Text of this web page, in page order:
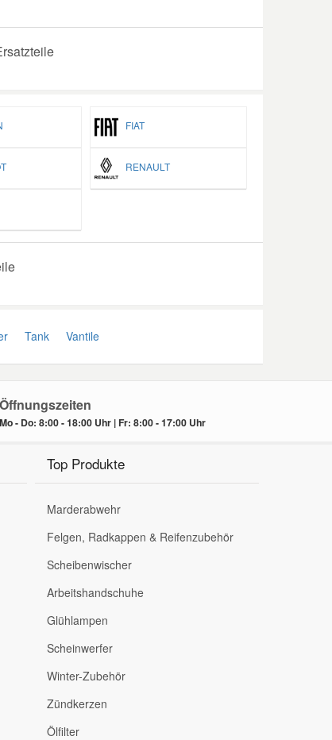
FIAT
RENAULT
Tank Vantile
Öffnungszeiten
Mo - Do: 8:00 - 18:00 Uhr | Fr: 8:00 - 17:00 Uhr
Top Produkte
Marderabwehr
Felgen, Radkappen & Reifenzubehör
Scheibenwischer
Arbeitshandschuhe
Glühlampen
Scheinwerfer
Winter-Zubehör
Zündkerzen
Ölfilter